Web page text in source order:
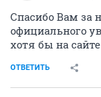
Спасибо Вам за
официального
хотя бы на
ОТВЕТИТЬ